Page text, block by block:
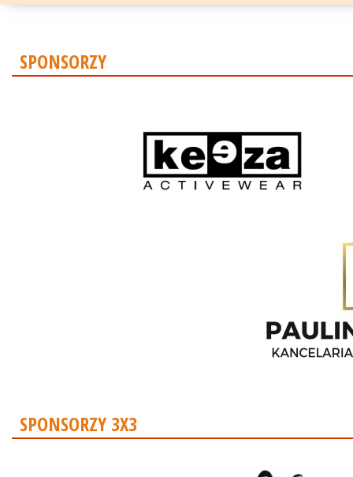
SPONSORZY
SPONSORZY 3X3